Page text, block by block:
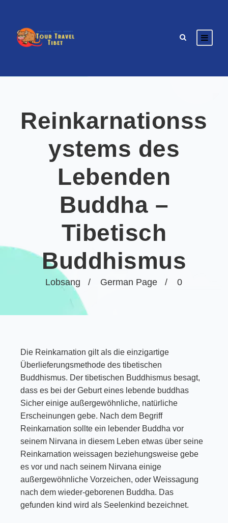
Lobsang German Page 0
Reinkarnationss
ystems des
Lebenden
Buddha –
Tibetisch
Buddhismus
Die Reinkarnation gilt als die einzigartige
Überlieferungsmethode des tibetischen
Buddhismus. Der tibetischen Buddhismus besagt,
dass es bei der Geburt eines lebende buddhas
Sicher einige außergewöhnliche, natürliche
Erscheinungen gebe. Nach dem Begriff
Reinkarnation sollte ein lebender Buddha vor
seinem Nirvana in diesem Leben etwas über seine
Reinkarnation weissagen beziehungsweise gebe
es vor und nach seinem Nirvana einige
außergewöhnliche Vorzeichen, oder Weissagung
nach dem wieder-geborenen Buddha. Das
gefunden kind wird als Seelenkind bezeichnet.